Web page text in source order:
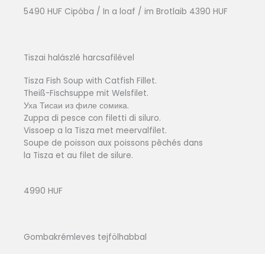
5490 HUF Cipóba / In a loaf / im Brotlaib 4390 HUF
Tiszai halászlé harcsafilével
Tisza Fish Soup with Catfish Fillet.
Theiß-Fischsuppe mit Welsfilet.
Уха Тисаи из филе сомика.
Zuppa di pesce con filetti di siluro.
Vissoep a la Tisza met meervalfilet.
Soupe de poisson aux poissons pêchés dans
la Tisza et au filet de silure.
4990 HUF
Gombakrémleves tejfölhabbal